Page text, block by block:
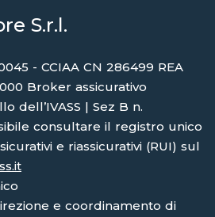
S.r.l.
- CCIAA CN 286499 REA
Broker assicurativo
dell’IVASS | Sez B n.
consultare il registro unico
e riassicurativi (RUI) sul
e coordinamento di